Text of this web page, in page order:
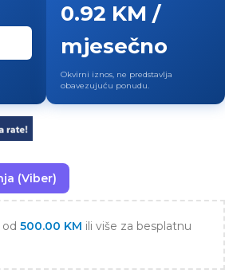
0.92 KM /
mjesečno
Okvirni iznos, ne predstavlja
obavezujuću ponudu.
(Viber)
500.00 KM ili više za besplatnu